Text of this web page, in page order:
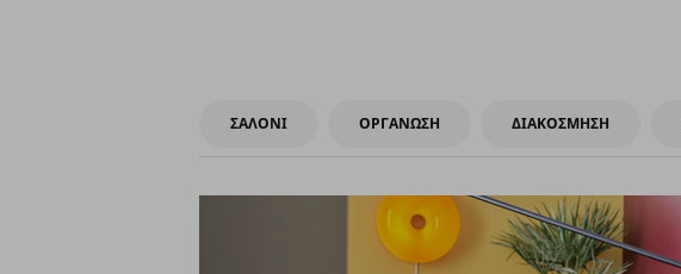
ΣΑΛΟΝΙ ΟΡΓΑΝΩΣΗ ΔΙΑΚΟΣΜΗΣΗ